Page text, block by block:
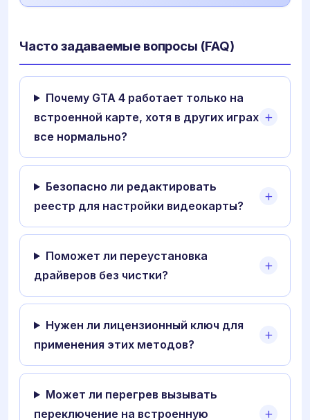
Часто задаваемые вопросы (FAQ)
Почему GTA 4 работает только на
встроенной карте, хотя в других играх
все нормально?
Безопасно ли редактировать
реестр для настройки видеокарты?
Поможет ли переустановка
драйверов без чистки?
Нужен ли лицензионный ключ для
применения этих методов?
Может ли перегрев вызывать
переключение на встроенную